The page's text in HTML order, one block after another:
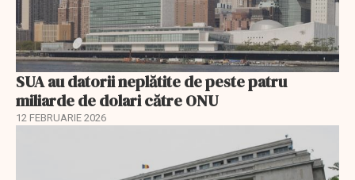
SUA au datorii neplătite de peste patru
miliarde de dolari către ONU
12 FEBRUARIE 2026